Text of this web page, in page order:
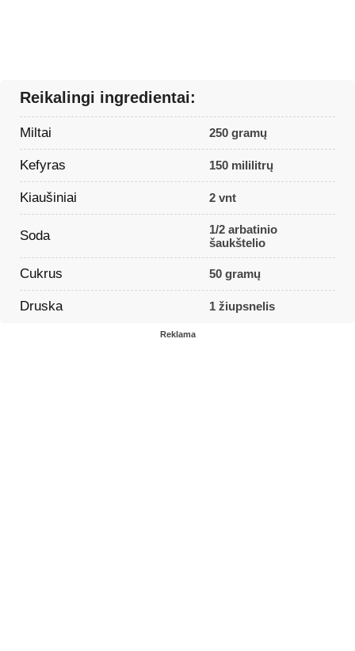
Reikalingi ingredientai:
Miltai 250 gramų
Kefyras 150 mililitrų
Kiaušiniai 2 vnt
Soda
1/2 arbatinio
šaukštelio
Cukrus 50 gramų
Druska 1 žiupsnelis
Reklama